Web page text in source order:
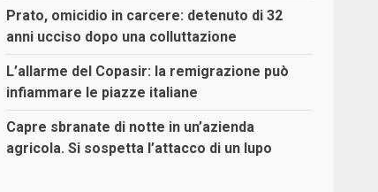
Prato, omicidio in carcere: detenuto di 32
anni ucciso dopo una colluttazione
L’allarme del Copasir: la remigrazione può
infiammare le piazze italiane
Capre sbranate di notte in un’azienda
agricola. Si sospetta l’attacco di un lupo